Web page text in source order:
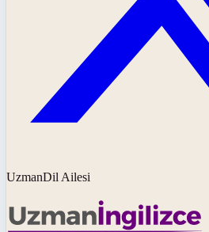
UzmanDil Ailesi